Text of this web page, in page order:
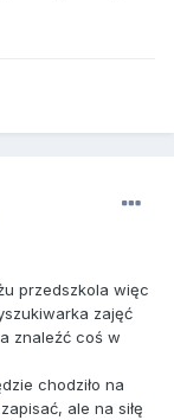
przedszkola więc
zajęć
znaleźć coś w
chodziło na
ale na siłę